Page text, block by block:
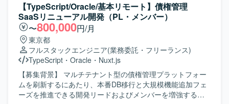
【TypeScript/Oracle/基本リモート】債権管理
SaaSリニューアル開発（PL・メンバー）
〜800,000円/月
東京都
フルスタックエンジニア(業務委託・フリーランス)
TypeScript ・ Oracle ・ Nuxt.js
【募集背景】 マルチテナント型の債権管理プラットフォー
ムを刷新するにあたり、本番DB移行と大規模機能追加フェ
ーズを推進できる開発リードおよびメンバーを増強するた